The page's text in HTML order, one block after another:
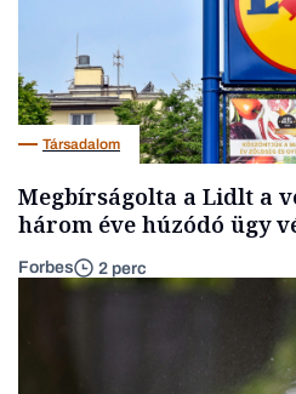
Társadalom
Megbírságolta a Lidlt a
három éve húzódó ügy
Forbes 2 perc